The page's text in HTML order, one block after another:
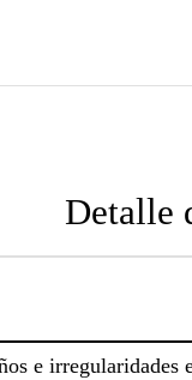
Detalle
e irregularidades